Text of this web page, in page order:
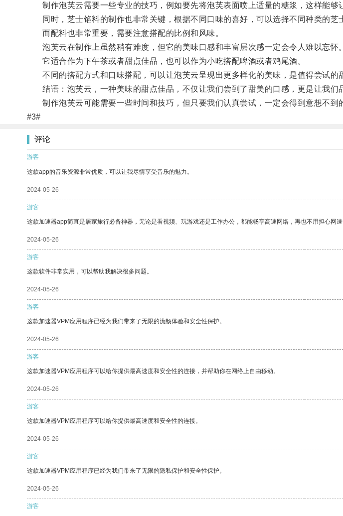
制作泡芙云需要一些专业的技巧，例如要先将泡芙表面喷上适量的糖浆，这样能够
同时，芝士馅料的制作也非常关键，根据不同口味的喜好，可以选择不同种类的芝
而配料也非常重要，需要注意搭配的比例和风味。
泡芙云在制作上虽然稍有难度，但它的美味口感和丰富层次感一定会令人难以忘怀。
它适合作为下午茶或者甜点佳品，也可以作为小吃搭配啤酒或者鸡尾酒。
不同的搭配方式和口味搭配，可以让泡芙云呈现出更多样化的美味，是值得尝试的
结语：泡芙云，一种美味的甜点佳品，不仅让我们尝到了甜美的口感，更是让我们
制作泡芙云可能需要一些时间和技巧，但只要我们认真尝试，一定会得到意想不到
#3#
评论
游客
这款app的音乐资源非常优质，可以让我尽情享受音乐的魅力。
2024-05-26
游客
这款加速器app简直是居家旅行必备神器，无论是看视频、玩游戏还是工作办公，都能畅享高速网络，再也不用担心网
2024-05-26
游客
这款软件非常实用，可以帮助我解决很多问题。
2024-05-26
游客
这款加速器VPM应用程序已经为我们带来了无限的流畅体验和安全性保护。
2024-05-26
游客
这款加速器VPM应用程序可以给你提供最高速度和安全性的连接，并帮助你在网络上自由移动。
2024-05-26
游客
这款加速器VPM应用程序可以给你提供最高速度和安全性的连接。
2024-05-26
游客
这款加速器VPM应用程序已经为我们带来了无限的隐私保护和安全性保护。
2024-05-26
游客